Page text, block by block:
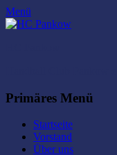
Menü
Facebook
E-
Mail
Instagram
Primäres Menü
Zum
Inhalt
springen
Startseite
Vorstand
Über uns